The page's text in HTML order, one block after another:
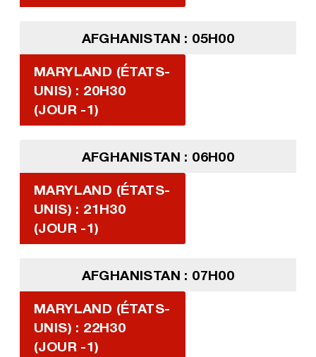
AFGHANISTAN : 05H00
MARYLAND (ÉTATS-
UNIS) : 20H30
(JOUR -1)
AFGHANISTAN : 06H00
MARYLAND (ÉTATS-
UNIS) : 21H30
(JOUR -1)
AFGHANISTAN : 07H00
MARYLAND (ÉTATS-
UNIS) : 22H30
(JOUR -1)